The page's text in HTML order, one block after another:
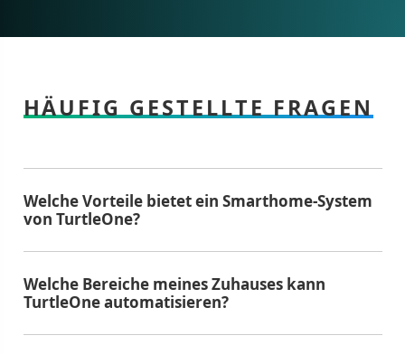
HÄUFIG GESTELLTE FRAGEN
Welche Vorteile bietet ein Smarthome-System
von TurtleOne?
Welche Bereiche meines Zuhauses kann
TurtleOne automatisieren?